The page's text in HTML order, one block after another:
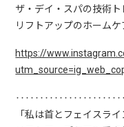
ザ・デイ・スパの技術ト
リフトアップのホームケ
https://
「私は首とフェイスラ